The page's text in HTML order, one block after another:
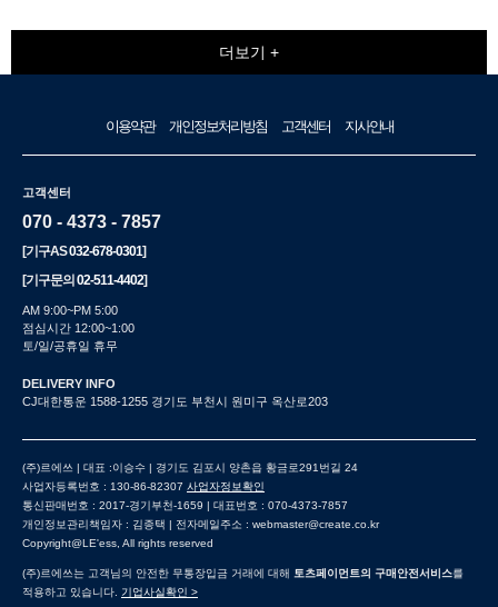
더보기 +
이용약관 개인정보처리방침 고객센터 지사안내
고객센터
070 - 4373 - 7857
[기구AS032-678-0301]
[기구문의02-511-4402]
AM 9:00~PM 5:00
점심시간 12:00~1:00
토/일/공휴일 휴무
DELIVERY INFO
CJ대한통운 1588-1255 경기도 부천시 원미구 옥산로203
(주)르에쓰 | 대표 :이승수 | 경기도 김포시 양촌읍 황금로291번길 24
사업자등록번호 : 130-86-82307 사업자정보확인
통신판매번호 : 2017-경기부천-1659 | 대표번호 : 070-4373-7857
개인정보관리책임자 : 김종택 | 전자메일주소 : webmaster@create.co.kr
Copyright@LE'ess, All rights reserved
(주)르에쓰는 고객님의 안전한 무통장입금 거래에 대해 토츠페이먼트의 구매안전서비스를
적용하고 있습니다. 기업사실확인 >